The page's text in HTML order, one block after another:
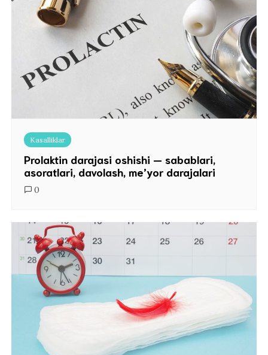
Kasalliklar
Prolaktin darajasi oshishi — sabablari,
asoratlari, davolash, me’yor darajalari
0